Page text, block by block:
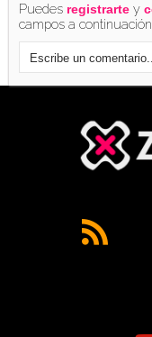
Puedes registrarte y
campos a